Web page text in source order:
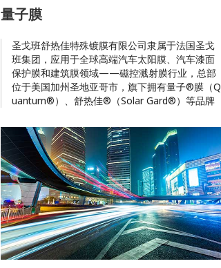
量子膜
圣戈班舒热佳特殊镀膜有限公司隶属于法国圣戈
班集团，应用于全球高端汽车太阳膜、汽车漆面
保护膜和建筑膜领域——磁控溅射膜行业，总部
位于美国加州圣地亚哥市，旗下拥有量子®膜（Q
uantum®）、舒热佳®（Solar Gard®）等品牌